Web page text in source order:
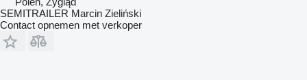
SEMITRAILER Marcin Zieliński
Contact opnemen met verkoper